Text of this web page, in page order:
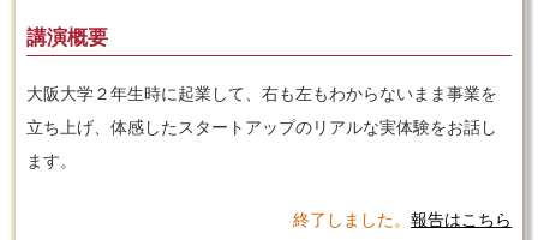
講演概要
大阪大学２年生時に起業して、右も左もわからないまま事業を
立ち上げ、体感したスタートアップのリアルな実体験をお話し
ます。
終了しました。報告はこちら